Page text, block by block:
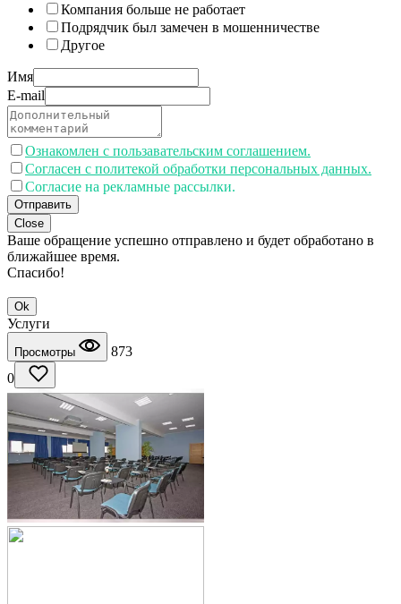
Компания больше не работает
Подрядчик был замечен в мошенничестве
Другое
Имя
E-mail
Ознакомлен с пользавательским соглашением.
Согласен с политекой обработки персональных данных.
Согласие на рекламные рассылки.
Отправить
Close
Ваше обращение успешно отправлено и будет обработано в
ближайшее время.
Спасибо!
Ok
Услуги
Просмотры
873
0